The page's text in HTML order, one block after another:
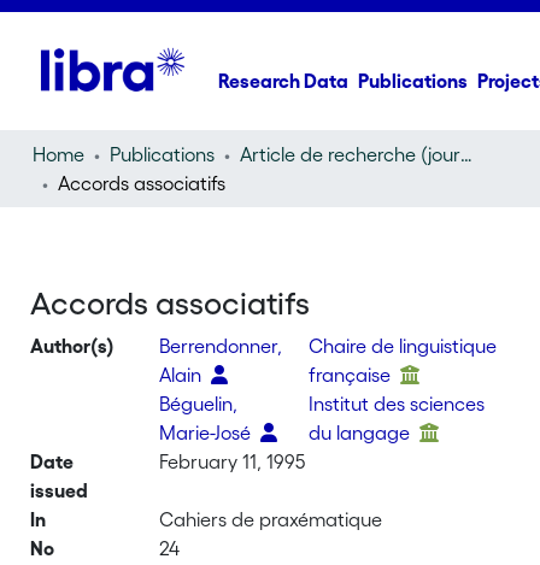
Research Data Publications
Home Publications
Article de recherche (journal article)
Accords associatifs
Accords associatifs
Author(s)
Berrendonner,
Alain
Chaire de linguistique
française
Béguelin,
Marie-José
Institut des sciences
du langage
Date
issued
February 11, 1995
In
Cahiers de praxématique
No
24